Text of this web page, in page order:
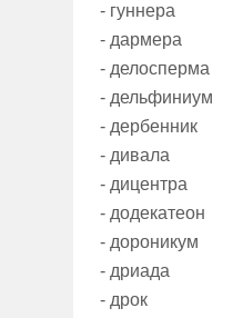
- гуннера
- дармера
- делосперма
- дельфиниум
- дербенник
- дивала
- дицентра
- додекатеон
- дороникум
- дриада
- дрок